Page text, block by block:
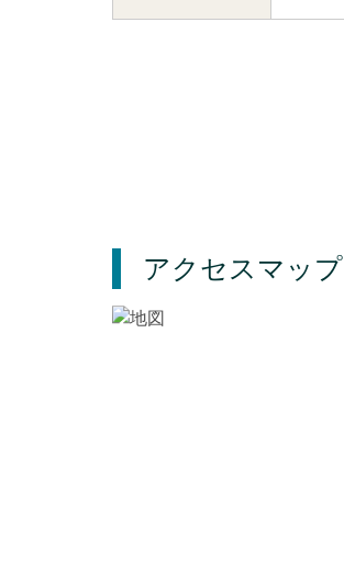
アクセスマップ